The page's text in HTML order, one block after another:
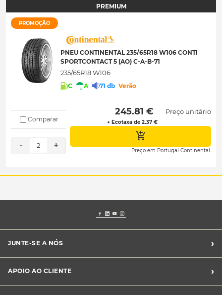
PREMIUM
PROMOÇÃO
PNEU CONTINENTAL 235/65R18 W106 CONTI
SPORTCONTACT 5 (AO) C-A-B-71
235/65R18 W106
C A 71 db Verão
Comparar
- 2 +
245.81 €
+ Ecotaxa de 2.37 €
Preço unitário
Preço em Portugal Continental.
JUNTE-SE A NÓS ›
Franchising Midas
APOIO AO CLIENTE ›